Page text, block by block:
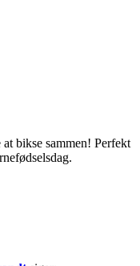
bikse sammen! Perfekt